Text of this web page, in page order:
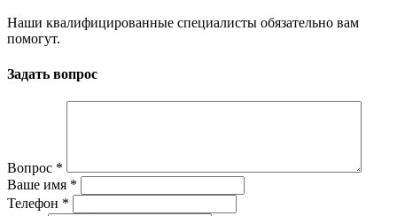
Наши квалифицированные специалисты обязательно вам
помогут.
Задать вопрос
Вопрос *
Ваше имя *
Телефон *